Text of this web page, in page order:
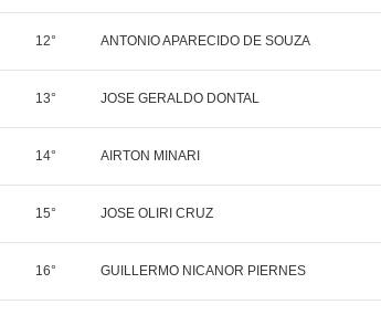
12° ANTONIO APARECIDO DE SOUZA
13° JOSE GERALDO DONTAL
14° AIRTON MINARI
15° JOSE OLIRI CRUZ
16° GUILLERMO NICANOR PIERNES